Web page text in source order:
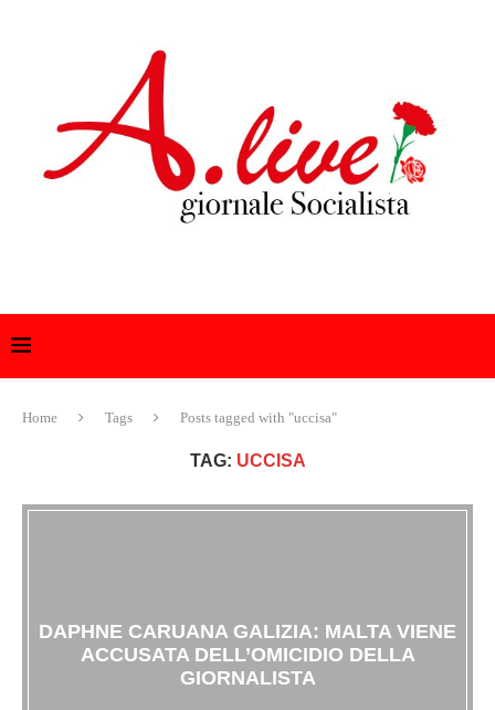
Home Tags Posts tagged with "uccisa"
TAG: UCCISA
DAPHNE CARUANA GALIZIA: MALTA VIENE
ACCUSATA DELL’OMICIDIO DELLA
GIORNALISTA